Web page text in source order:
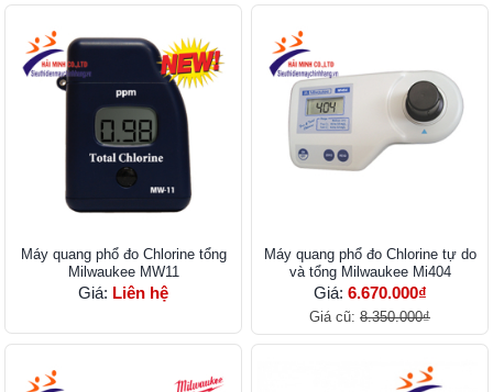
Máy quang phổ đo Chlorine tổng
Milwaukee MW11
Giá: Liên hệ
Máy quang phổ đo Chlorine tự do
và tổng Milwaukee Mi404
Giá: 6.670.000₫
Giá cũ: 8.350.000₫